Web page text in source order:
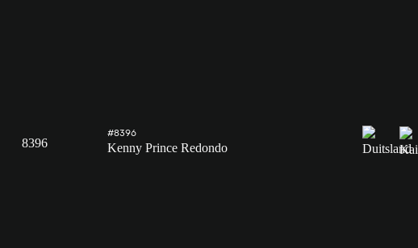
8396
#8396
Kenny Prince Redondo